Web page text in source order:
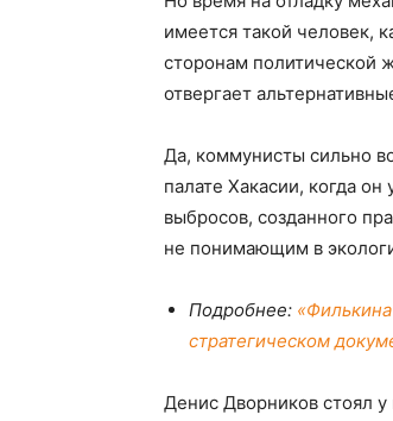
имеется такой человек,
сторонам политической
отвергает
Да, коммунисты сильно
палате Хакасии, когда
выбросов, созданного
не понимающим в
Подробнее:
стратегическом
Денис Дворников стоял у